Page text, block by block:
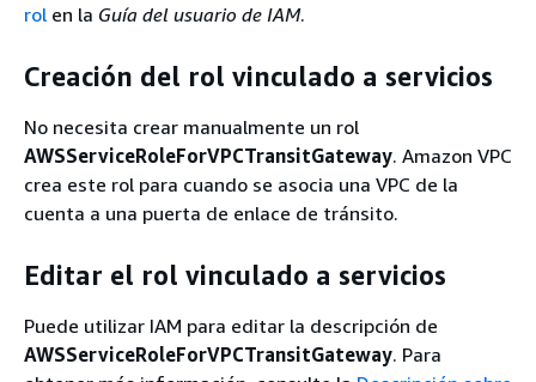
rol en la Guía del usuario de IAM.
Creación del rol vinculado a servicios
No necesita crear manualmente un rol
AWSServiceRoleForVPCTransitGateway. Amazon VPC
crea este rol para cuando se asocia una VPC de la
cuenta a una puerta de enlace de tránsito.
Editar el rol vinculado a servicios
Puede utilizar IAM para editar la descripción de
AWSServiceRoleForVPCTransitGateway. Para